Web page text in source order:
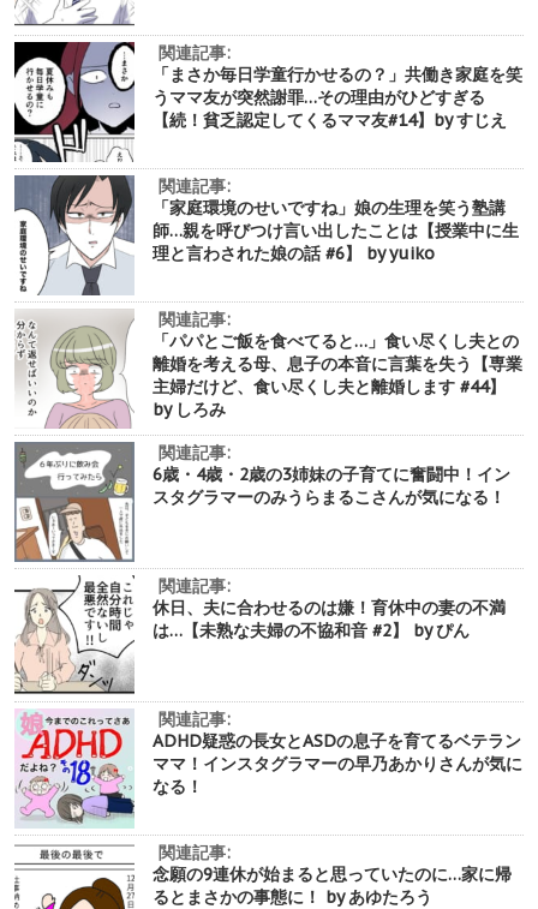
関連記事:
「まさか毎日学童行かせるの？」共働き家庭を笑
うママ友が突然謝罪…その理由がひどすぎる
【続！貧乏認定してくるママ友#14】by すじえ
関連記事:
「家庭環境のせいですね」娘の生理を笑う塾講
師…親を呼びつけ言い出したことは【授業中に生
理と言わされた娘の話 #6】 by yuiko
関連記事:
「パパとご飯を食べてると…」食い尽くし夫との
離婚を考える母、息子の本音に言葉を失う【専業
主婦だけど、食い尽くし夫と離婚します #44】
by しろみ
関連記事:
6歳・4歳・2歳の3姉妹の子育てに奮闘中！イン
スタグラマーのみうらまるこさんが気になる！
関連記事:
休日、夫に合わせるのは嫌！育休中の妻の不満
は…【未熟な夫婦の不協和音 #2】 by ぴん
関連記事:
ADHD疑惑の長女とASDの息子を育てるベテラン
ママ！インスタグラマーの早乃あかりさんが気に
なる！
関連記事:
念願の9連休が始まると思っていたのに…家に帰
るとまさかの事態に！ by あゆたろう